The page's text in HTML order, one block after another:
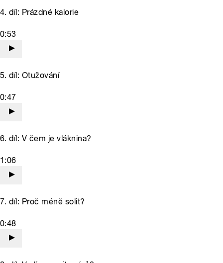
4. díl: Prázdné kalorie
0:53
5. díl: Otužování
0:47
6. díl: V čem je vláknina?
1:06
7. díl: Proč méně solit?
0:48